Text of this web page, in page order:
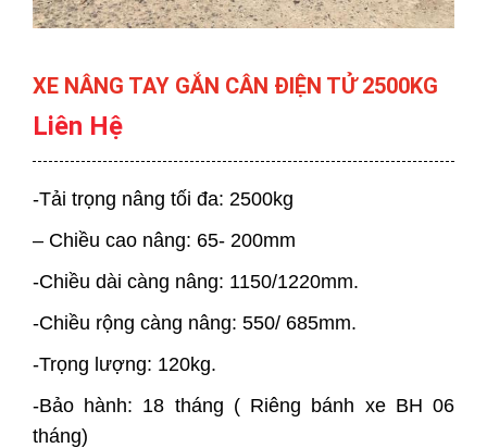
XE NÂNG TAY GẮN CÂN ĐIỆN TỬ 2500KG
Liên Hệ
-Tải trọng nâng tối đa: 2500kg
– Chiều cao nâng: 65- 200mm
-Chiều dài càng nâng: 1150/1220mm.
-Chiều rộng càng nâng: 550/ 685mm.
-Trọng lượng: 120kg.
-Bảo hành: 18 tháng ( Riêng bánh xe BH 06
tháng)